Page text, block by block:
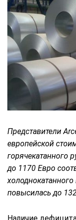
Представители
европейской
горячекатанного
до 1170 Евро
повысилась до